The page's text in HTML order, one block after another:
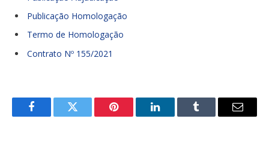
Publicação Homologação
Termo de Homologação
Contrato Nº 155/2021
FacebookTwitter Pinterest LinkedInTumblr
E-